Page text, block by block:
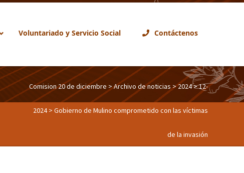
Voluntariado y Servicio Social Contáctenos
Comision 20 de diciembre >Archivo de noticias>2024>12-
2024> Gobierno de Mulino comprometido con las víctimas
de la invasión